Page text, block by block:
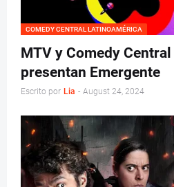
COMEDY CENTRAL LATINOAMÉRICA
MTV y Comedy
presentan Emergente
Escrito por Lia - August 24, 2024